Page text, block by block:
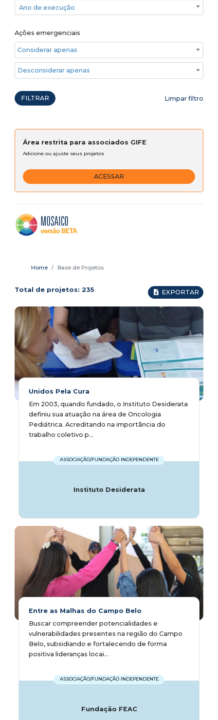
Ano de execução
Ano de execução
Ações emergenciais
Considerar apenas ações emergenciais
Desconsiderar apenas ações emergenciais
FILTRAR Limpar filtro
Área restrita para associados GIFE
Adicione ou ajuste seus projetos
ACESSAR
Home Base de Projetos
Total de projetos: 235 EXPORTAR
Unidos Pela Cura
Em 2003, quando fundado, o Instituto Desiderata
definiu sua atuação na área de Oncologia
Pediátrica. Acreditando na importância do
trabalho coletivo p...
ASSOCIAÇÃO/FUNDAÇÃO INDEPENDENTE
Instituto Desiderata
Entre as Malhas do Campo Belo
Buscar compreender potencialidades e
vulnerabilidades presentes na região do Campo
Belo, subsidiando e fortalecendo de forma
positiva lideranças locai...
ASSOCIAÇÃO/FUNDAÇÃO INDEPENDENTE
Fundação FEAC